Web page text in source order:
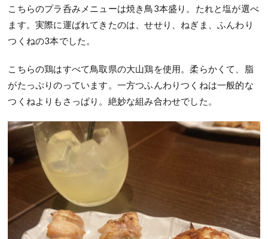
こちらのプラ呑みメニューは焼き鳥3本盛り。たれと塩が選べ
ます。実際に運ばれてきたのは、せせり、ねぎま、ふんわり
つくねの3本でした。
こちらの鶏はすべて鳥取県の大山鶏を使用。柔らかくて、脂
がたっぷりのっています。一方つふんわりつくねは一般的な
つくねよりもさっぱり。絶妙な組み合わせでした。